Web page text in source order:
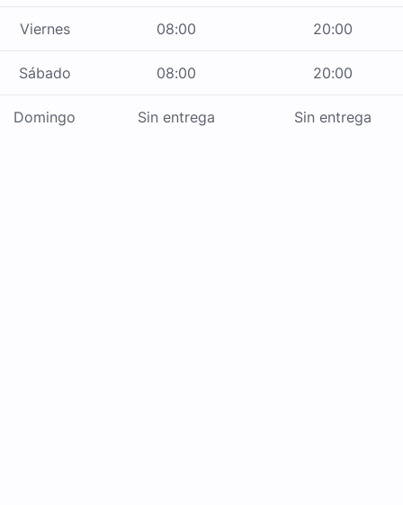
Viernes 08:00 20:00
Sábado 08:00 20:00
Domingo Sin entrega Sin entrega